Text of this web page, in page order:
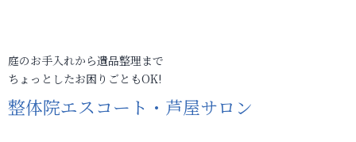
庭のお手入れから遺品整理まで
ちょっとしたお困りごともOK!
整体院エスコート・芦屋サロン